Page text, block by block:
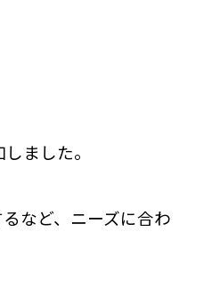
ました。
など、ニーズに合わ